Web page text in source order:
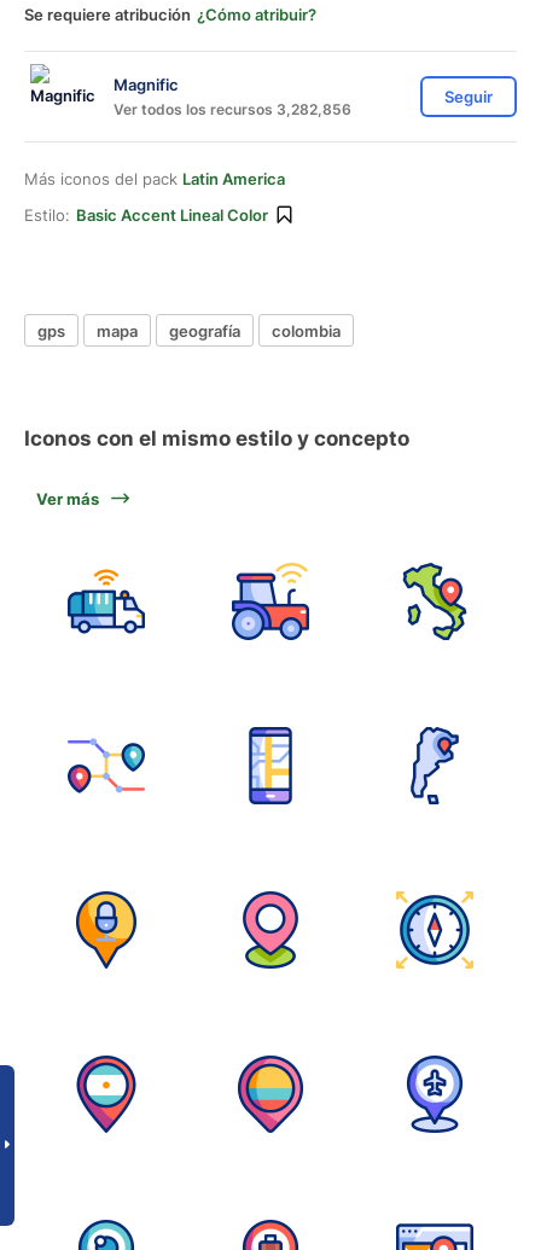
Se requiere atribución ¿Cómo atribuir?
Magnific
Ver todos los recursos 3,282,856
Seguir
Más iconos del pack Latin America
Estilo: Basic Accent Lineal Color
gps mapa geografía colombia
Iconos con el mismo estilo y concepto
Ver más